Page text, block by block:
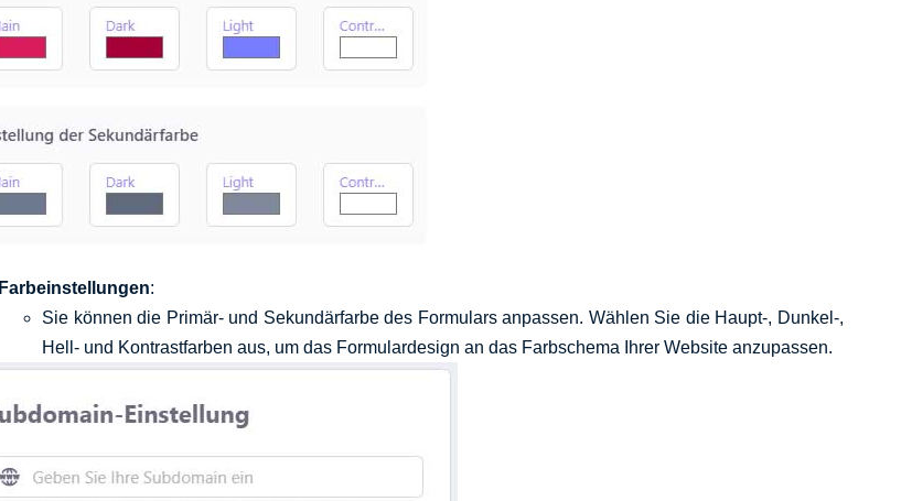
Farbeinstellungen:
Sie können die Primär- und Sekundärfarbe des Formulars anpassen. Wählen Sie die Haupt-, Dunkel-,
Hell- und Kontrastfarben aus, um das Formulardesign an das Farbschema Ihrer Website anzupassen.